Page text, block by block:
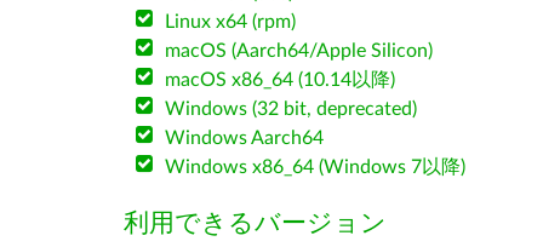
Linux x64 (rpm)
macOS (Aarch64/Apple Silicon)
macOS x86_64 (10.14以降)
Windows (32 bit, deprecated)
Windows Aarch64
Windows x86_64 (Windows 7以降)
利用できるバージョン